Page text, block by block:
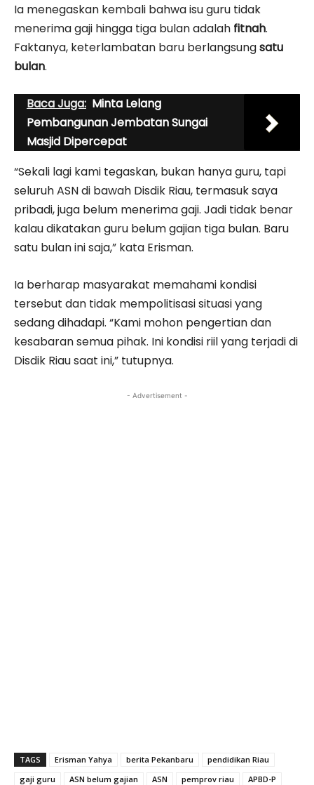
Ia menegaskan kembali bahwa isu guru tidak
menerima gaji hingga tiga bulan adalah fitnah.
Faktanya, keterlambatan baru berlangsungsatu
bulan.
Baca Juga: Minta Lelang
Pembangunan Jembatan Sungai
Masjid Dipercepat
“Sekali lagi kami tegaskan, bukan hanya guru, tapi
seluruh ASN di bawah Disdik Riau, termasuk saya
pribadi, juga belum menerima gaji. Jadi tidak benar
kalau dikatakan guru belum gajian tiga bulan. Baru
satu bulan ini saja,” kata Erisman.
Ia berharap masyarakat memahami kondisi
tersebut dan tidak mempolitisasi situasi yang
sedang dihadapi. “Kami mohon pengertian dan
kesabaran semua pihak. Ini kondisi riil yang terjadi di
Disdik Riau saat ini,” tutupnya.
- Advertisement -
TAGS Erisman Yahya berita Pekanbaru
pendidikan Riau
gaji guru
ASN belum gajian ASN pemprov riau
APBD-P